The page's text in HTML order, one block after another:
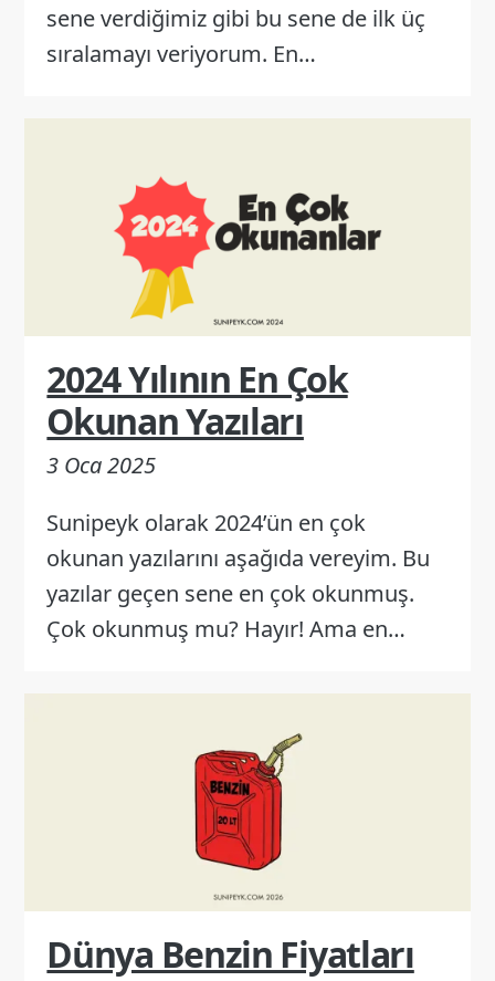
sene verdiğimiz gibi bu sene de ilk üç
sıralamayı veriyorum. En…
2024 Yılının En Çok
Okunan Yazıları
3 Oca 2025
Sunipeyk olarak 2024’ün en çok
okunan yazılarını aşağıda vereyim. Bu
yazılar geçen sene en çok okunmuş.
Çok okunmuş mu? Hayır! Ama en…
Dünya Benzin Fiyatları